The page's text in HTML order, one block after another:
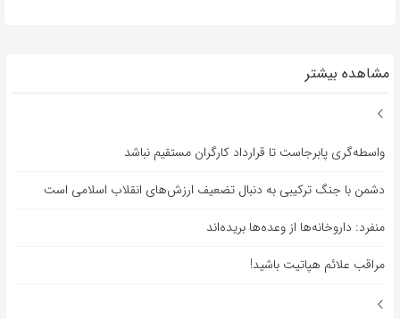
مشاهده بیشتر
واسطه‌گری پابرجاست تا قرارداد کارگران مستقیم نباشد
دشمن با جنگ ترکیبی به دنبال تضعیف ارزش‌های انقلاب اسلامی است
منفرد: داروخانه‌ها از وعده‌ها بریده‌اند
مراقب علائم هپاتیت باشید!